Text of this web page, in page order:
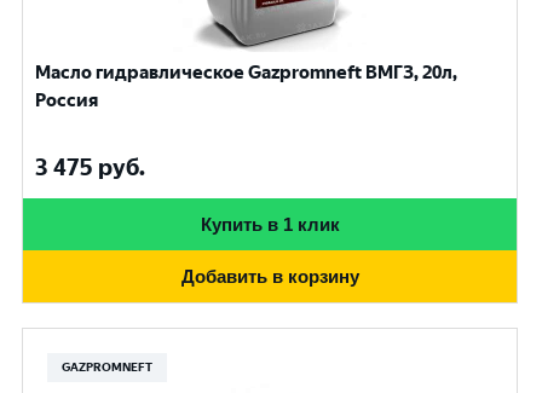
Масло гидравлическое Gazpromneft ВМГЗ, 20л,
Россия
3 475 руб.
Купить в 1 клик
Добавить в корзину
GAZPROMNEFT